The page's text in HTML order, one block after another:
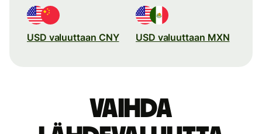
USD valuuttaan CNY USD valuuttaan MXN
Vaihda